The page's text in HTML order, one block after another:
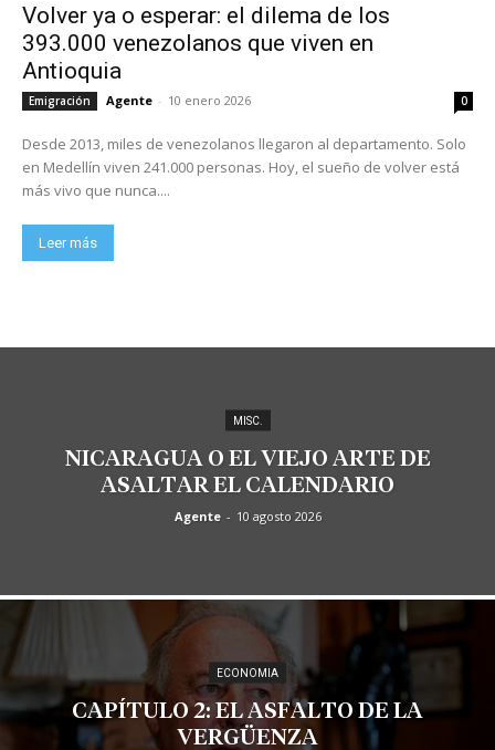
Volver ya o esperar: el dilema de los
393.000 venezolanos que viven en
Antioquia
Emigración Agente - 10 enero 2026 0
Desde 2013, miles de venezolanos llegaron al departamento. Solo
en Medellín viven 241.000 personas. Hoy, el sueño de volver está
más vivo que nunca....
Leer más
MISC.
NICARAGUA O EL VIEJO ARTE DE
ASALTAR EL CALENDARIO
Agente - 10 agosto 2026
ECONOMIA
CAPÍTULO 2: EL ASFALTO DE LA
VERGÜENZA